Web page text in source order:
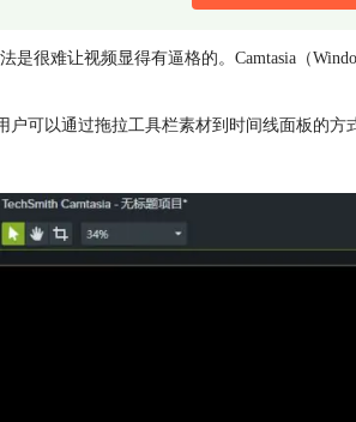
很难让视频显得有逼格的。Camtasia（
可以通过拖拉工具栏素材到时间线面板的方